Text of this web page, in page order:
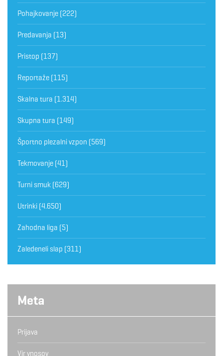
Pohajkovanje (222)
Predavanja (13)
Pristop (137)
Reportaže (115)
Skalna tura (1.314)
Skupna tura (149)
Športno plezalni vzpon (569)
Tekmovanje (41)
Turni smuk (629)
Utrinki (4.650)
Zahodna liga (5)
Zaledeneli slap (311)
Meta
Prijava
Vir vnosov